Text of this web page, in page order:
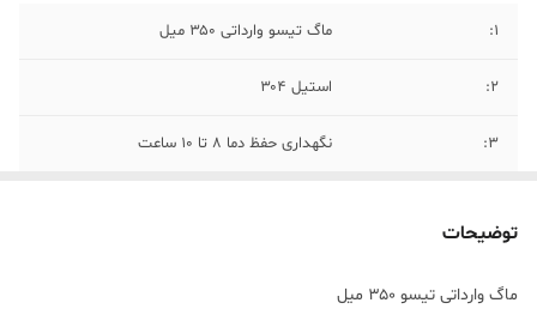
۱: ماگ تیسو وارداتی ۳۵۰ میل
۲: استیل ۳۰۴
۳: نگهداری حفظ دما ۸ تا ۱۰ ساعت
توضیحات
ماگ وارداتی تیسو ۳۵۰ میل